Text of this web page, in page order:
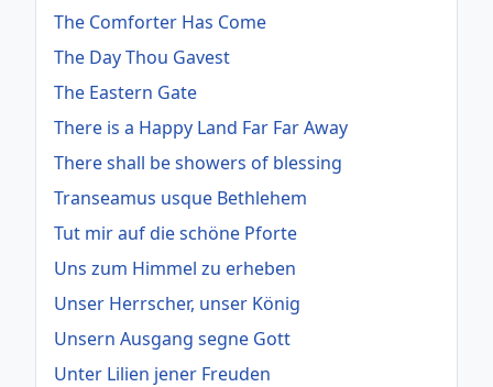
The Comforter Has Come
The Day Thou Gavest
The Eastern Gate
There is a Happy Land Far Far Away
There shall be showers of blessing
Transeamus usque Bethlehem
Tut mir auf die schöne Pforte
Uns zum Himmel zu erheben
Unser Herrscher, unser König
Unsern Ausgang segne Gott
Unter Lilien jener Freuden